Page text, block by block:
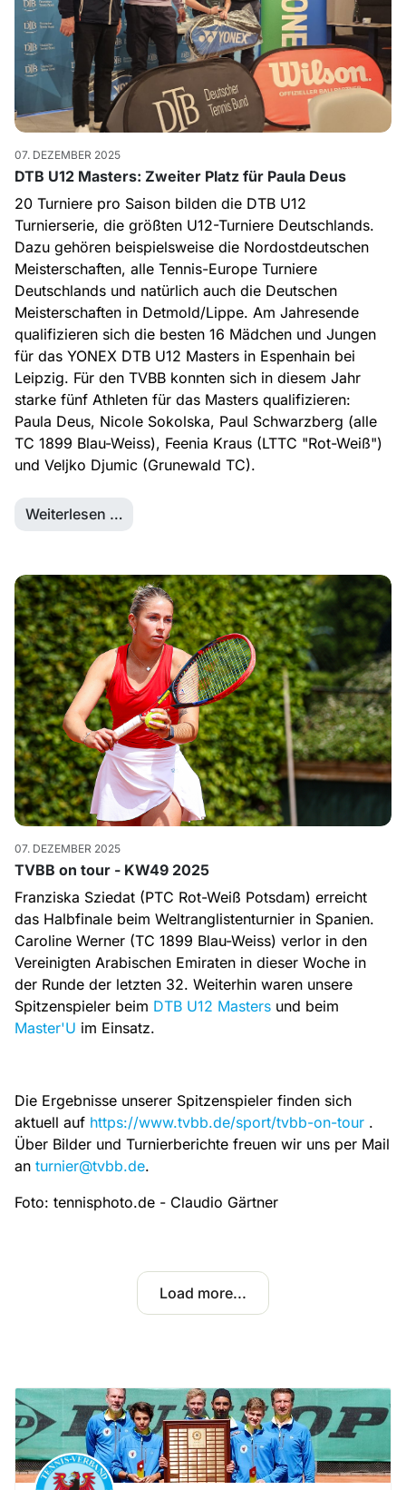
07. DEZEMBER 2025
DTB U12 Masters: Zweiter Platz für Paula Deus
20 Turniere pro Saison bilden die DTB U12
Turnierserie, die größten U12-Turniere Deutschlands.
Dazu gehören beispielsweise die Nordostdeutschen
Meisterschaften, alle Tennis-Europe Turniere
Deutschlands und natürlich auch die Deutschen
Meisterschaften in Detmold/Lippe. Am Jahresende
qualifizieren sich die besten 16 Mädchen und Jungen
für das YONEX DTB U12 Masters in Espenhain bei
Leipzig. Für den TVBB konnten sich in diesem Jahr
starke fünf Athleten für das Masters qualifizieren:
Paula Deus, Nicole Sokolska, Paul Schwarzberg (alle
TC 1899 Blau-Weiss), Feenia Kraus (LTTC "Rot-Weiß")
und Veljko Djumic (Grunewald TC).
Weiterlesen …
07. DEZEMBER 2025
TVBB on tour - KW49 2025
Franziska Sziedat (PTC Rot-Weiß Potsdam) erreicht
das Halbfinale beim Weltranglistenturnier in Spanien.
Caroline Werner (TC 1899 Blau-Weiss) verlor in den
Vereinigten Arabischen Emiraten in dieser Woche in
der Runde der letzten 32. Weiterhin waren unsere
Spitzenspieler beim DTB U12 Masters und beim
Master'U im Einsatz.
Die Ergebnisse unserer Spitzenspieler finden sich
aktuell auf https://www.tvbb.de/sport/tvbb-on-tour .
Über Bilder und Turnierberichte freuen wir uns per Mail
an turnier@tvbb.de.
Foto: tennisphoto.de - Claudio Gärtner
Load more...